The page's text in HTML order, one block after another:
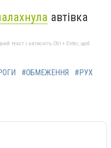
автівка
текст і натисніть Ctrl + Enter, щоб
#ОБМЕЖЕННЯ #РУХ